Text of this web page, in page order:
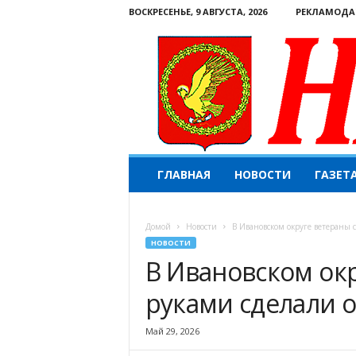
ВОСКРЕСЕНЬЕ, 9 АВГУСТА, 2026
ш
ГЛАВНАЯ НОВОСТИ
Домой Новости В Ивановском округе
НОВОСТИ
В Ивановском
руками сделали
Май 29, 2026